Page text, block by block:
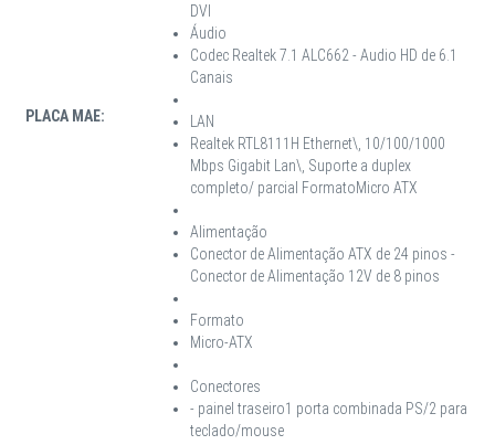
PLACA MAE:
DVI
Áudio
Codec Realtek 7.1 ALC662 - Audio HD de 6.1
Canais
LAN
Realtek RTL8111H Ethernet\, 10/100/1000
Mbps Gigabit Lan\, Suporte a duplex
completo/ parcial FormatoMicro ATX
Alimentação
Conector de Alimentação ATX de 24 pinos -
Conector de Alimentação 12V de 8 pinos
Formato
Micro-ATX
Conectores
- painel traseiro1 porta combinada PS/2 para
teclado/mouse